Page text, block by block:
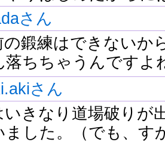
さん
の鍛練はできないか
落ちちゃうんです
さん
いきなり道場破りが
ました。（でも、す